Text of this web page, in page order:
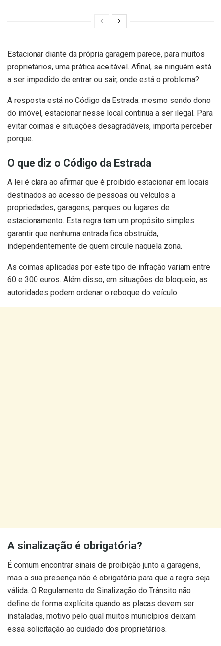
Estacionar diante da própria garagem parece, para muitos
proprietários, uma prática aceitável. Afinal, se ninguém está
a ser impedido de entrar ou sair, onde está o problema?
A resposta está no Código da Estrada: mesmo sendo dono
do imóvel, estacionar nesse local continua a ser ilegal. Para
evitar coimas e situações desagradáveis, importa perceber
porquê.
O que diz o Código da Estrada
A lei é clara ao afirmar que é proibido estacionar em locais
destinados ao acesso de pessoas ou veículos a
propriedades, garagens, parques ou lugares de
estacionamento. Esta regra tem um propósito simples:
garantir que nenhuma entrada fica obstruída,
independentemente de quem circule naquela zona.
As coimas aplicadas por este tipo de infração variam entre
60 e 300 euros. Além disso, em situações de bloqueio, as
autoridades podem ordenar o reboque do veículo.
A sinalização é obrigatória?
É comum encontrar sinais de proibição junto a garagens,
mas a sua presença não é obrigatória para que a regra seja
válida. O Regulamento de Sinalização do Trânsito não
define de forma explícita quando as placas devem ser
instaladas, motivo pelo qual muitos municípios deixam
essa solicitação ao cuidado dos proprietários.